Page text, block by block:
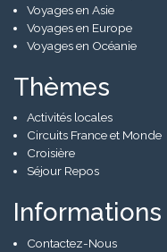
Voyages en Asie
Voyages en Europe
Voyages en Océanie
Thèmes
Activités locales
Circuits France et Monde
Croisière
Séjour Repos
Informations
Contactez-Nous